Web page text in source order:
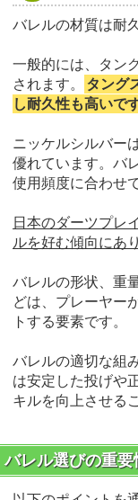
バレルの材質は耐
一般的には、タン
されます。
タング
し耐久性も高いです
ニッケルシルバー
優れています。バ
使用頻度に合わせ
日本のダーツプレ
ルを好む傾向にあ
バレルの形状、重
どは、プレーヤー
トする要素です。
バレルの適切な組
は安定した投げや
キルを向上させる
バレル選びの重